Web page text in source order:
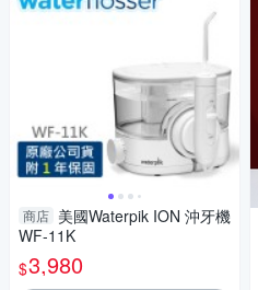
商店 美國Waterpik ION 沖牙機
WF-11K
$3,980